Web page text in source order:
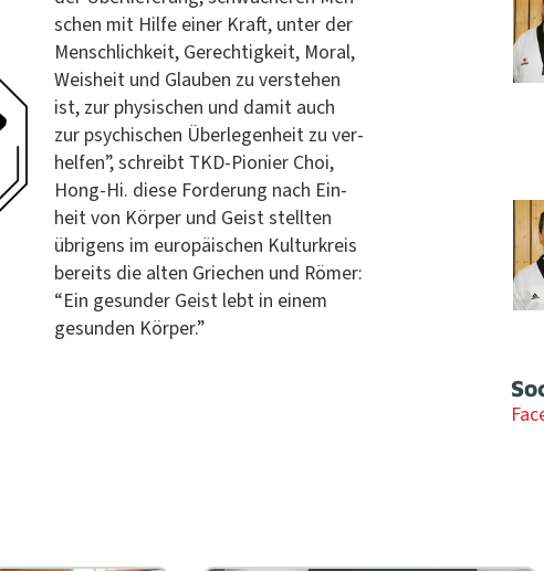
schen mit Hil­fe ein­er Kraft, unter der
Men­schlichkeit, Gerechtigkeit, Moral,
Weisheit und Glauben zu ver­ste­hen
ist, zur physis­chen und damit auch
zur psy­chis­chen Über­legen­heit zu ver­
helfen”, schreibt TKD-Pio­nier Choi,
Hong-Hi. diese Forderung nach Ein­
heit von Kör­p­er und Geist stell­ten
übri­gens im europäis­chen Kul­turkreis
bere­its die alten Griechen und Römer:
“Ein gesun­der Geist lebt in einem
gesun­den Körper.”